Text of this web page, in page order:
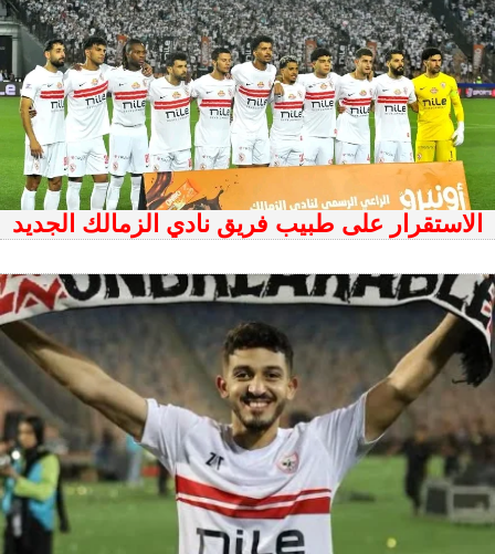
الاستقرار على طبيب فريق نادي الزمالك الجديد